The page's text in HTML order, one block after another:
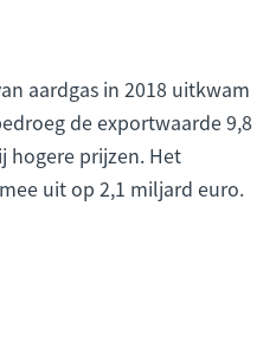
aardgas in 2018 uitkwam
de exportwaarde 9,8
hogere prijzen. Het
uit op 2,1 miljard euro.